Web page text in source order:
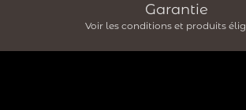
Garantie
Voir les conditions et produits